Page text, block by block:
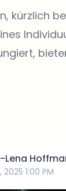
kürzlich
Lena
2025 1:00 PM